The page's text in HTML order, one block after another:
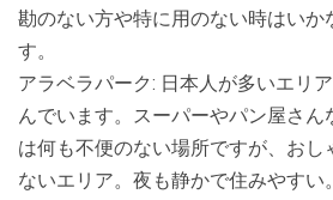
勘のない方や特に用のない時はいか
す。
アラベラパーク: 日本人が多いエリ
んでいます。スーパーやパン屋さん
は何も不便のない場所ですが、お
ないエリア。夜も静かで住みやすい。